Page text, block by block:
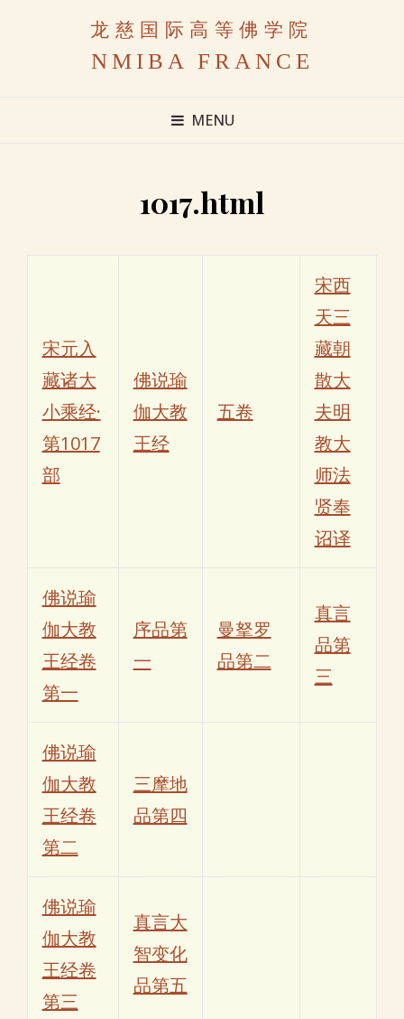
龙慈国际高等佛学院
NMIBA FRANCE
MENU
1017.html
宋元入
藏诸大
小乘经·
第1017
部
佛说瑜
伽大教
王经
五卷
宋西
天三
藏朝
散大
夫明
教大
师法
贤奉
诏译
佛说瑜
伽大教
王经卷
第一
序品第
一
曼拏罗
品第二
真言
品第
三
佛说瑜
伽大教
王经卷
第二
三摩地
品第四
佛说瑜
伽大教
王经卷
第三
真言大
智变化
品第五